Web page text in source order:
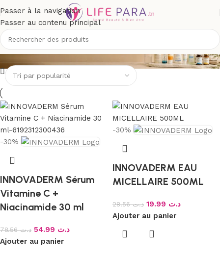
Passer à la navigation
Passer au contenu principal
INNOVADERM
-30%
INNOVADERM Sérum
Vitamine C +
Niacinamide 30 ml
د.ت78.56 د.ت
Ajouter au panier
-30%
INNOVADERM EAU
MICELLAIRE 500ML
د.ت28.56 د.ت
Ajouter au panier